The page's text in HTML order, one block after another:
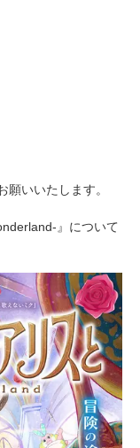
いいたします。
』について